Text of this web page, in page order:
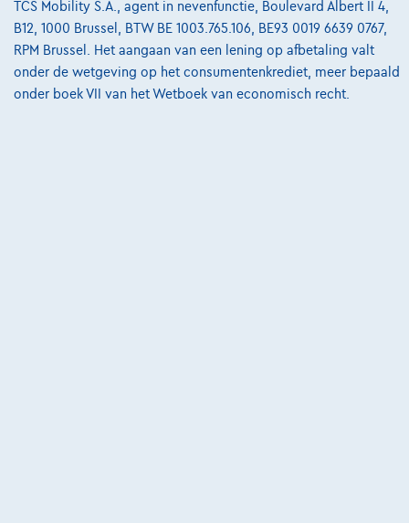
TCS Mobility S.A., agent in nevenfunctie, Boulevard Albert II 4,
B12, 1000 Brussel, BTW BE 1003.765.106, BE93 0019 6639 0767,
RPM Brussel. Het aangaan van een lening op afbetaling valt
onder de wetgeving op het consumentenkrediet, meer bepaald
onder boek VII van het Wetboek van economisch recht.